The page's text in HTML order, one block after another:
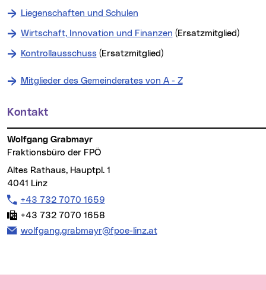
Liegenschaften und Schulen
Wirtschaft, Innovation und Finanzen (Ersatzmitglied)
Kontrollausschuss (Ersatzmitglied)
Mitglieder des Gemeinderates von A - Z
Weitere Informationen
Kontakt
Wolfgang Grabmayr
Fraktionsbüro der FPÖ
Altes Rathaus, Hauptpl. 1
4041 Linz
Tel:
+43 732 7070 1659
Fax:
+43 732 7070 1658
E-Mail Adresse:
wolfgang.grabmayr@fpoe-linz.at